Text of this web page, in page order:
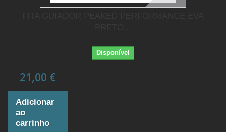
Disponível
21,00 €
Adicionar
ao
carrinho